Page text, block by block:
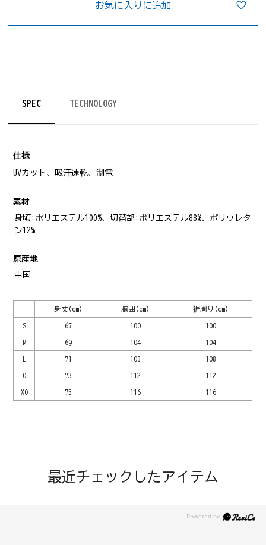
お気に入りに追加
SPEC TECHNOLOGY
仕様
UVカット、吸汗速乾、制電
素材
身頃:ポリエステル100%、切替部:ポリエステル88%、ポリウレタ
ン12%
原産地
中国
身丈(cm) 胸囲(cm) 裾周り(cm)
S 67 100 100
M 69 104 104
L 71 108 108
O 73 112 112
XO 75 116 116
最近チェックしたアイテム